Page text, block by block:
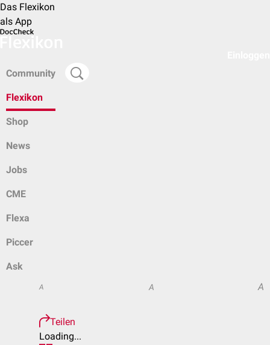
Das Flexikon
als App
Community
Flexikon
Shop
News
Jobs
CME
Flexa
Piccer
Ask
A A A
Teilen
Loading...